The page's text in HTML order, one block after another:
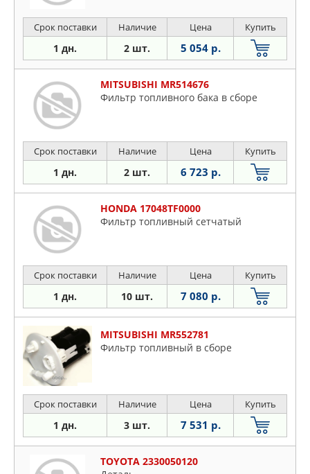
Срок поставки Наличие Цена Купить
1 дн. 2 шт. 5 054 р.
MITSUBISHI MR514676
Фильтр топливного бака в сборе
Срок поставки Наличие Цена Купить
1 дн. 2 шт. 6 723 р.
HONDA 17048TF0000
Фильтр топливный сетчатый
Срок поставки Наличие Цена Купить
1 дн. 10 шт. 7 080 р.
MITSUBISHI MR552781
Фильтр топливный в сборе
Срок поставки Наличие Цена Купить
1 дн. 3 шт. 7 531 р.
TOYOTA 2330050120